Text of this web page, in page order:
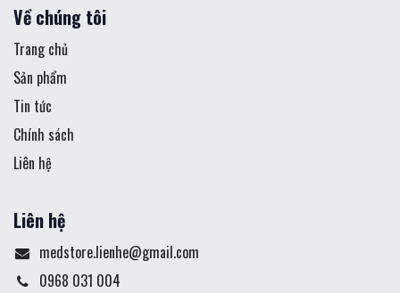
Về chúng tôi
Trang chủ
Sản phẩm
Tin tức
Chính sách
Liên hệ
Liên hệ
medstore.lienhe@gmail.com
0968 031 004